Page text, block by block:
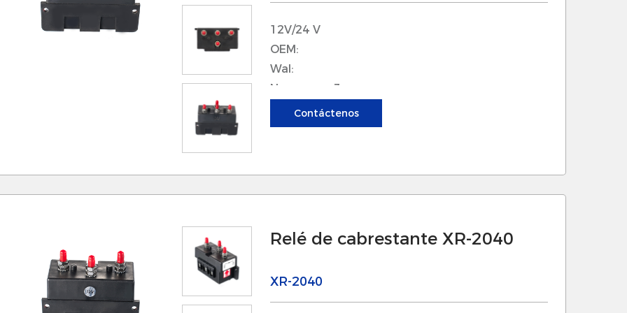
versatilidad significa que los propietarios de yates pueden confiar en estos
componentes, independientemente de sus requisitos específicos.
operativas específicas, asegurando que cada accesorio se pueda adaptar para
adaptarse a las especificaciones de yates individuales.
cabrestante de servicio pesado. Esto asegura que el relé funcione de manera
confiable bajo carga, evitando el sobrecalentamiento y las fallas.
- Diseño resistente a la intemperie: construido para resistir la humedad y la exposición
a los elementos, el relé del cabrestante mantiene la funcionalidad en varias
12V/24 V
OEM:
Wal:
Nueva era: 3
Contáctenos
Relé de cabrestante XR-2040
XR-2040